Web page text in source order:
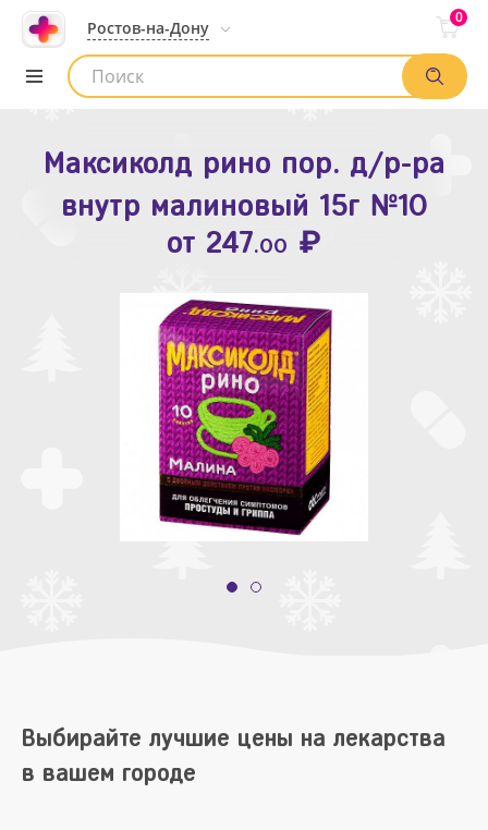
Ростов-на-Дону
0
Список аптек
Максиколд рино пор. д/р-ра
внутр малиновый 15г №10
от 247.00 ₽
Зодак таб. п.п.о. 10мг №10
от109.80 ₽
Выбирайте лучшие цены на лекарства
в вашем городе